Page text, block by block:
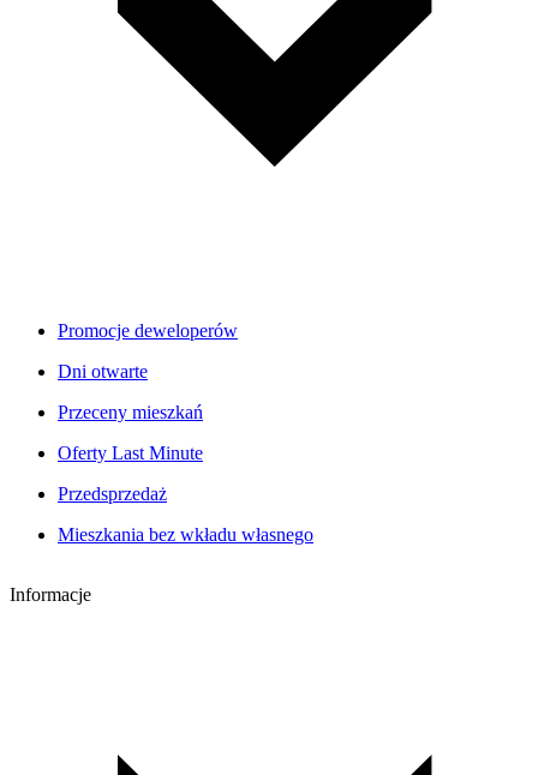
Promocje deweloperów
Dni otwarte
Przeceny mieszkań
Oferty Last Minute
Przedsprzedaż
Mieszkania bez wkładu własnego
Informacje